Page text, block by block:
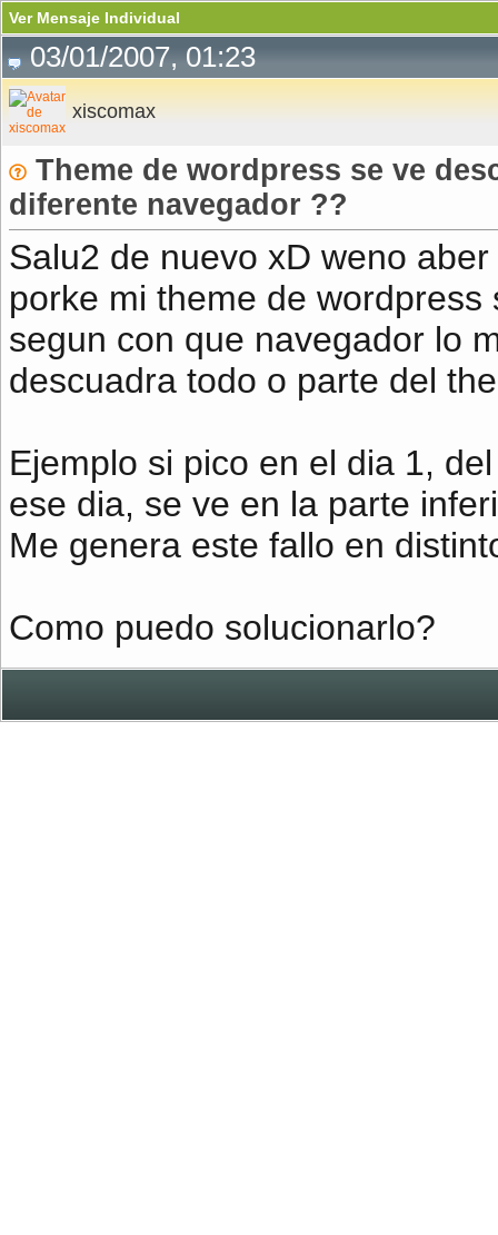
Ver Mensaje Individual
03/01/2007, 01:23
xiscomax
Theme de wordpress se ve
diferente navegador ??
Salu2 de nuevo xD weno
porke mi theme de
segun con que navegador lo
descuadra todo o parte del
Ejemplo si pico en el dia 1,
ese dia, se ve en la parte
Me genera este fallo en
Como puedo solucionarlo?